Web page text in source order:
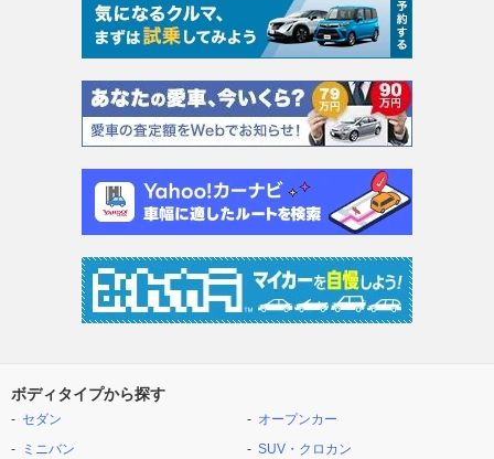
ボディタイプから探す
セダン
ミニバン
オープンカー
SUV・クロカン